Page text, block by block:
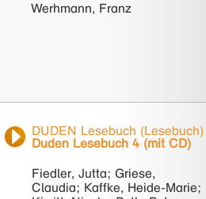
Werhmann, Franz
DUDEN Lesebuch (Lesebuch)
Duden Lesebuch 4 (mit CD)
Fiedler, Jutta; Griese,
Claudia; Kaffke, Heide-Marie;